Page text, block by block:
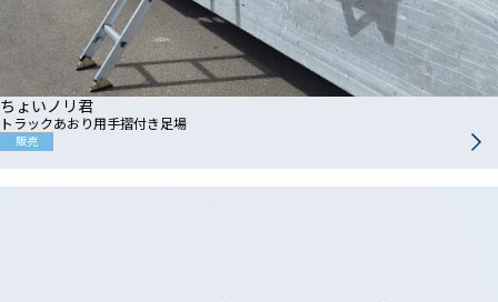
ちょいノリ君
トラックあおり用手摺付き足場
販売